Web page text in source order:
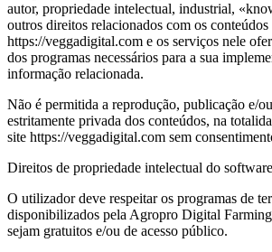
autor, propriedade intelectual, industrial,
outros direitos relacionados com os conteúdos
https://veggadigital.com e os serviços nele
dos programas necessários para a sua
informação relacionada.
Não é permitida a reprodução, publicação e/
estritamente privada dos conteúdos, na
site https://veggadigital.com sem
Direitos de propriedade intelectual do software
O utilizador deve respeitar os programas de
disponibilizados pela Agropro Digital
sejam gratuitos e/ou de acesso público.